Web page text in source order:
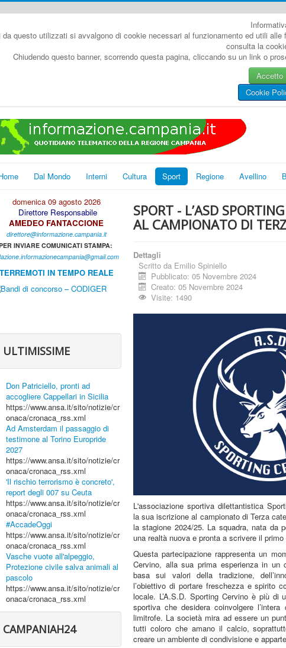
questo utilizzati si avvalgono di cookie necessari al funzionamento ed utili
consulta la
Chiudendo questo banner, scorrendo questa pagina, cliccando su un link o
Accetto
Cookie
Dal Mondo Interni Cultura Sport Regione Avellino
domenica 09 agosto 2026
Direttore Responsabile
AMEDEO FANTACCIONE
direttore@informazione.campania.it
INVIARE COMUNICATI STAMPA:
TERREMOTI IN TEMPO REALE
ULTIMISSIME
Don Patriciello, pronti ad
accogliere Cappellari in Sicilia
https://www.ansa.it/sito/notizie/cr
onaca/cronaca_rss.xml
Ad Amsterdam il passaggio di
testimone al Torino Europride
2027
https://www.ansa.it/sito/notizie/cr
onaca/cronaca_rss.xml
'Il rischio terrorismo è concreto',
report degli 007 su Ceuta
https://www.ansa.it/sito/notizie/cr
onaca/cronaca_rss.xml
#AccadeOggi
https://www.ansa.it/sito/notizie/cr
onaca/cronaca_rss.xml
Vasche vuote all'alpeggio,
Protezione civile salva animali al
pascolo
https://www.ansa.it/sito/notizie/cr
onaca/cronaca_rss.xml
CAMPANIAH24
SPORT - L’ASD
AL CAMPIONATO DI
Dettagli
Scritto da Emilio Spiniello
Pubblicato: 05 Novembre 2024
Creato: 05 Novembre 2024
Visite: 1490
L'associazione sportiva dilettantistica
la sua iscrizione al campionato di Terza
la stagione 2024/25. La squadra, nata da
una realtà nuova e pronta a scrivere il
Questa partecipazione rappresenta un
Cervino, alla sua prima esperienza in un
basa sui valori della tradizione,
l’obiettivo di portare freschezza e spirito
locale. L’A.S.D. Sporting Cervino è più di
sportiva che desidera coinvolgere
limitrofe. La società mira ad essere un
tutti coloro che amano il calcio,
creare un ambiente di condivisione e